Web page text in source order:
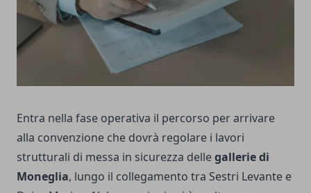
Entra nella fase operativa il percorso per arrivare
alla convenzione che dovrà regolare i lavori
strutturali di messa in sicurezza dellegallerie di
Moneglia, lungo il collegamento tra Sestri Levante e